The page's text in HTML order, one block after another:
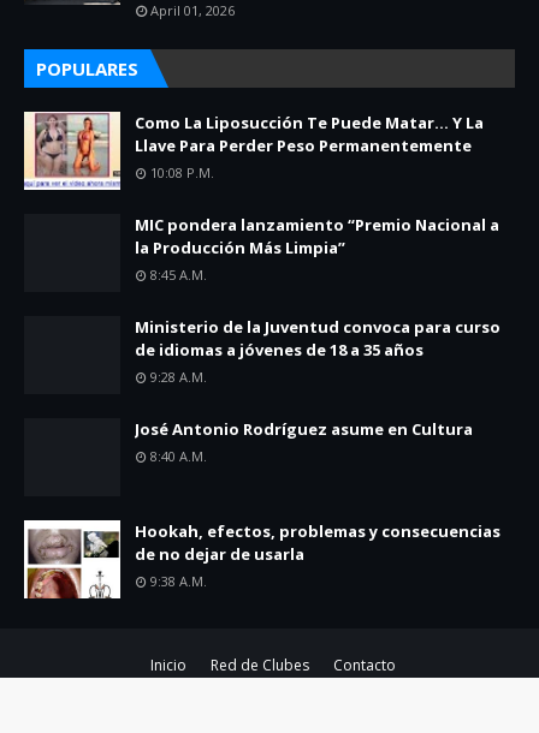
April 01, 2026
POPULARES
Como La Liposucción Te Puede Matar… Y La
Llave Para Perder Peso Permanentemente
10:08 P.m.
MIC pondera lanzamiento “Premio Nacional a
la Producción Más Limpia”
8:45 A.m.
Ministerio de la Juventud convoca para curso
de idiomas a jóvenes de 18 a 35 años
9:28 A.m.
José Antonio Rodríguez asume en Cultura
8:40 A.m.
Hookah, efectos, problemas y consecuencias
de no dejar de usarla
9:38 A.m.
Inicio Red de Clubes
Contacto